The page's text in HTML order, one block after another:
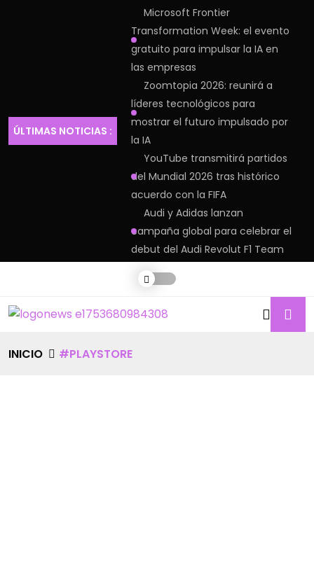
ÚLTIMAS NOTICIAS :
Microsoft Frontier
Transformation Week: el evento
gratuito para impulsar la IA en
las empresas
Zoomtopia 2026: reunirá a
líderes tecnológicos para
mostrar el futuro impulsado por
la IA
YouTube transmitirá partidos
del Mundial 2026 tras histórico
acuerdo con la FIFA
Audi y Adidas lanzan
campaña global para celebrar el
debut del Audi Revolut F1 Team
INICIO #PLAYSTORE